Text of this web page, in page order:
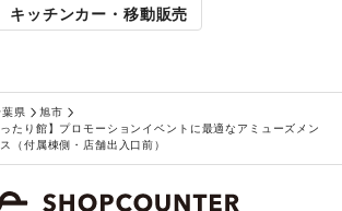
キッチンカー・移動販売
県
旭市
たり館】プロモーションイベントに最適なアミューズメン
（付属棟側・店舗出入口前）